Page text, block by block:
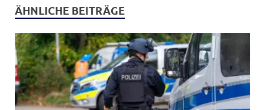
ÄHNLICHE BEITRÄGE